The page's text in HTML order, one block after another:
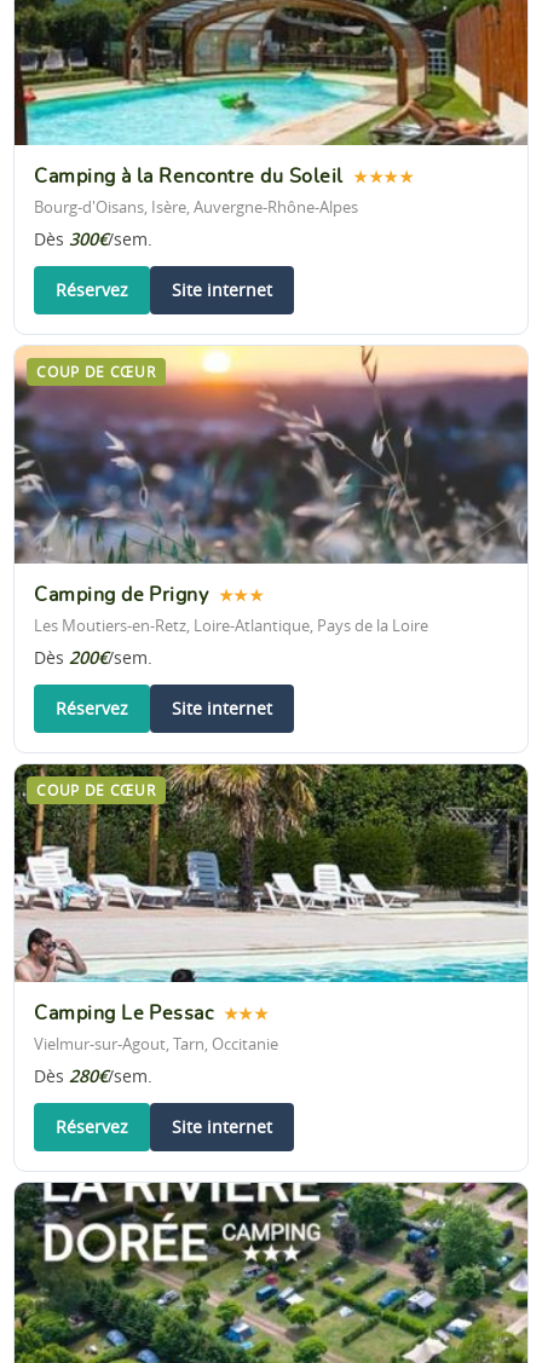
Camping à la Rencontre du Soleil ★★★★
Bourg-d'Oisans, Isère, Auvergne-Rhône-Alpes
Dès300€/sem.
Réservez Site internet
COUP DE CŒUR
Camping de Prigny ★★★
Les Moutiers-en-Retz, Loire-Atlantique, Pays de la Loire
Dès200€/sem.
Réservez Site internet
COUP DE CŒUR
Camping Le Pessac ★★★
Vielmur-sur-Agout, Tarn, Occitanie
Dès280€/sem.
Réservez Site internet